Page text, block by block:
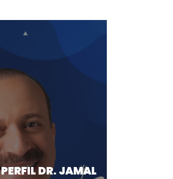
PERFIL DR. JAMAL